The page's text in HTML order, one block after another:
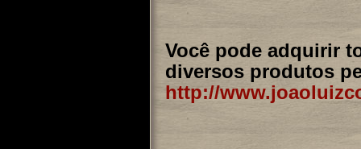
Você pode adquirir
diversos produtos
http://